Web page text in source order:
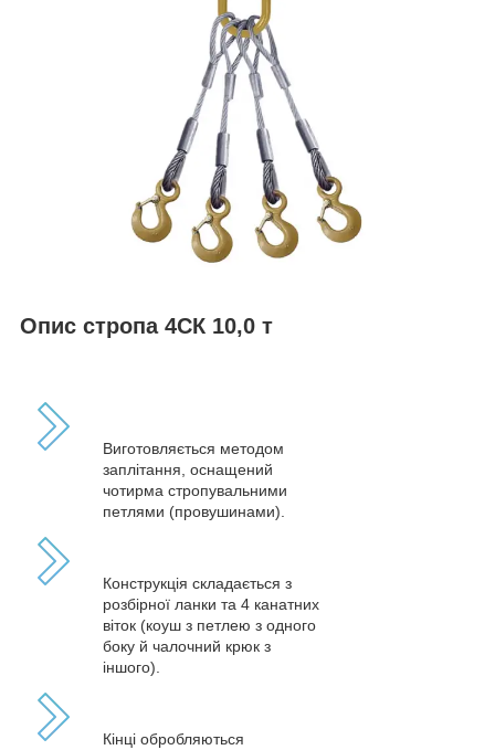
Опис стропа 4СК 10,0 т
Виготовляється методом
заплітання, оснащений
чотирма стропувальними
петлями (провушинами).
Конструкція складається з
розбірної ланки та 4 канатних
віток (коуш з петлею з одного
боку й чалочний крюк з
іншого).
Кінці обробляються